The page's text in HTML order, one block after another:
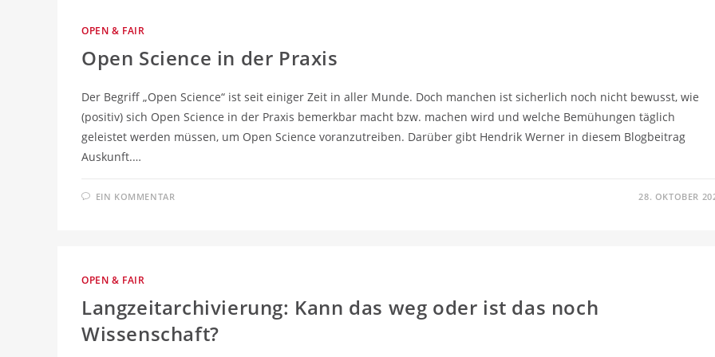
OPEN & FAIR
Open Science in der Praxis
Der Begriff „Open Science“ ist seit einiger Zeit in aller Munde. Doch manchen ist sicherlich noch nicht bewusst, wie
(positiv) sich Open Science in der Praxis bemerkbar macht bzw. machen wird und welche Bemühungen täglich
geleistet werden müssen, um Open Science voranzutreiben. Darüber gibt Hendrik Werner in diesem Blogbeitrag
Auskunft.…
EIN KOMMENTAR 28. OKTOBER
OPEN & FAIR
Langzeitarchivierung: Kann das weg oder ist das noch
Wissenschaft?